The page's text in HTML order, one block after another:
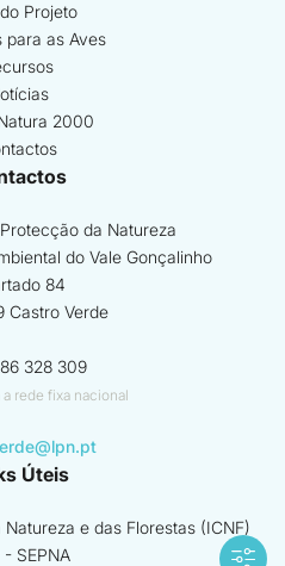
Projeto
para as Aves
2000
da Natureza
do Vale Gonçalinho
84
Castro Verde
328 309
a rede fixa nacional
Úteis
e das Florestas (ICNF)
- SEPNA